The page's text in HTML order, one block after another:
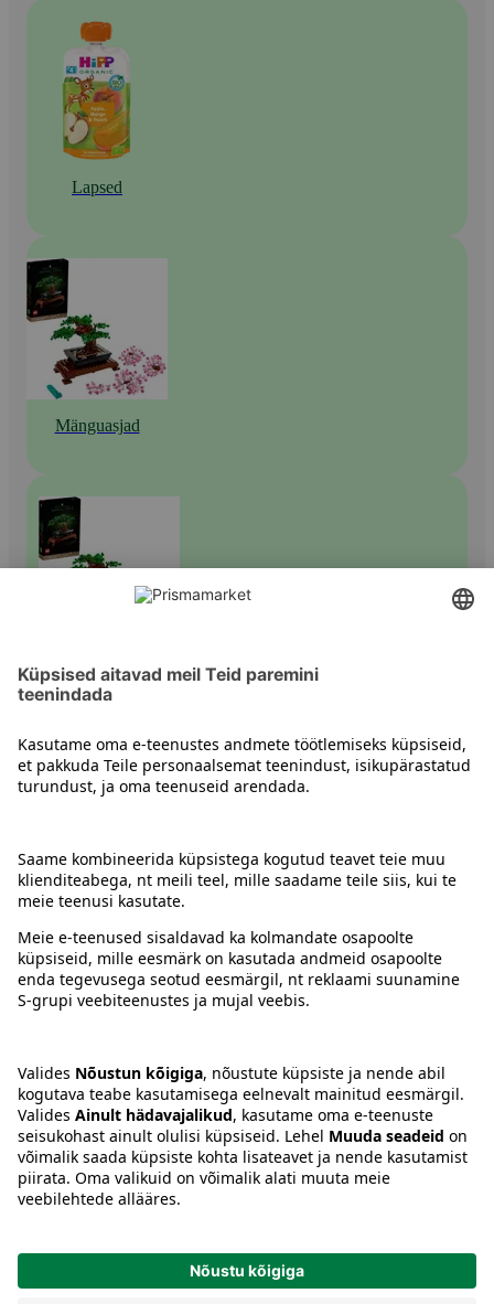
Lapsed
Mänguasjad
Muud ehituskomplektid
Juhised
Tingimused
Keel:ETENRU